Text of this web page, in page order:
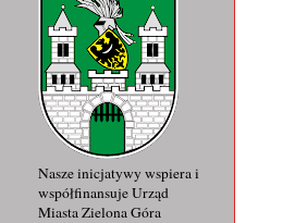
Nasze inicjatywy wspiera i
współfinansuje Urząd
Miasta Zielona Góra